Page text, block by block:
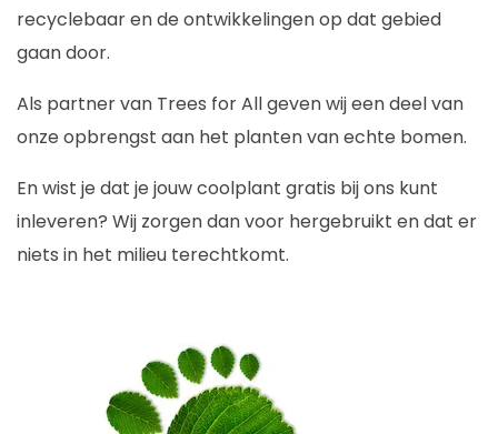
recyclebaar en de ontwikkelingen op dat gebied
gaan door.
Als partner van Trees for All geven wij een deel van
onze opbrengst aan het planten van echte bomen.
En wist je dat je jouw coolplant gratis bij ons kunt
inleveren? Wij zorgen dan voor hergebruikt en dat er
niets in het milieu terechtkomt.